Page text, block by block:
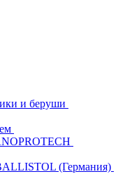
и беруши
(Германия)